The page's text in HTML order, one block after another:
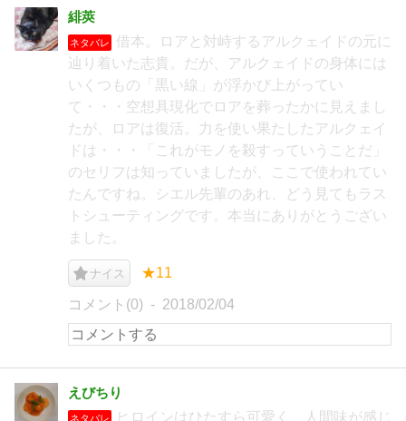
緋莢
ネタバレ
借本。ロアと対峙するアルクェイドの元に
辿り着いた志貴。だが、アルクェイドの身体には
いくつもの「黒い線」が浮かび上がってい
て・・・空想具現化でロアを葬ったかに見えまし
たが、ロアは復活。力を使い果たしたアルクェイ
ドは・・・「これがモノを殺すっていうことだ」
のセリフは知っていましたが、ここで使われてい
たんですね。シエル先輩のあれ、どう見てもラス
トシューティングです。本当にありがとうござい
ました。
ナイス ★11
コメント(0) 2018/02/04
えびちり
ネタバレ ヒロインはひたすら可愛く、人間味が感じ